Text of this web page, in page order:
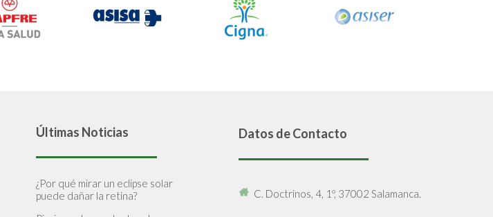
Últimas Noticias
¿Por qué mirar un eclipse solar
puede dañar la retina?
Datos de Contacto
C. Doctrinos, 4, 1º, 37002 Salamanca.